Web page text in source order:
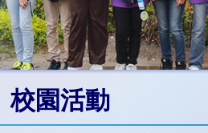
校園活動